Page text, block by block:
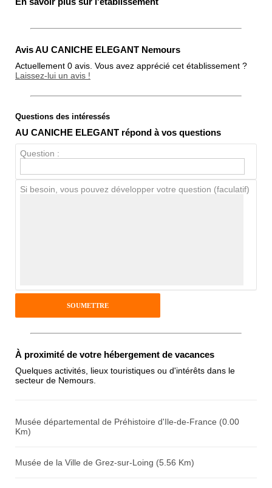
Avis AU CANICHE ELEGANT Nemours
Actuellement 0 avis. Vous avez apprécié cet établissement ?
Laissez-lui un avis !
Note globale
Antispam - Combien font 7x4 (en
chiffres) :
Questions des intéressés
AU CANICHE ELEGANT répond à vos questions
Question :
Si besoin, vous pouvez développer votre question (faculatif)
À proximité de votre hébergement de vacances
Quelques activités, lieux touristiques ou d'intérêts dans le
secteur de Nemours.
Musée départemental de Préhistoire d'Ile-de-France (0.00
Km)
Musée de la Ville de Grez-sur-Loing (5.56 Km)